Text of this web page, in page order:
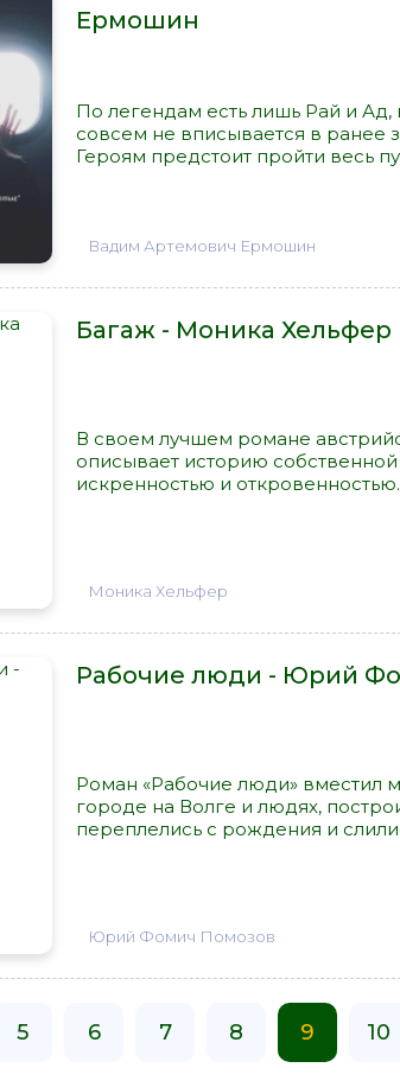
Ермошин
По легендам есть лишь Рай и Ад,
совсем не вписывается в ранее
Героям предстоит пройти весь
Вадим Артемович Ермошин
Багаж - Моника Хельфер
В своем лучшем романе
описывает историю
искренностью и
Моника Хельфер
Рабочие люди - Юрий
Роман «Рабочие люди» вместил
городе на Волге и людях,
переплелись с рождения и
Юрий Фомич Помозов
5 6 7 8 9 10